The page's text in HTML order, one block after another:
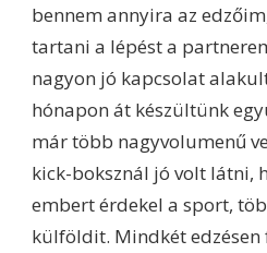
bennem annyira az
tartani a lépést a
nagyon jó kapcsolat
hónapon át készültünk
már több nagyvolumenű
kick-boksznál jó volt látni,
embert érdekel a sport,
külföldit. Mindkét edzésen